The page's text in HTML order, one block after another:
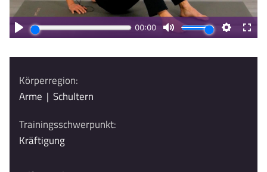
Körperregion:
Arme | Schultern
Trainingsschwerpunkt:
Kräftigung